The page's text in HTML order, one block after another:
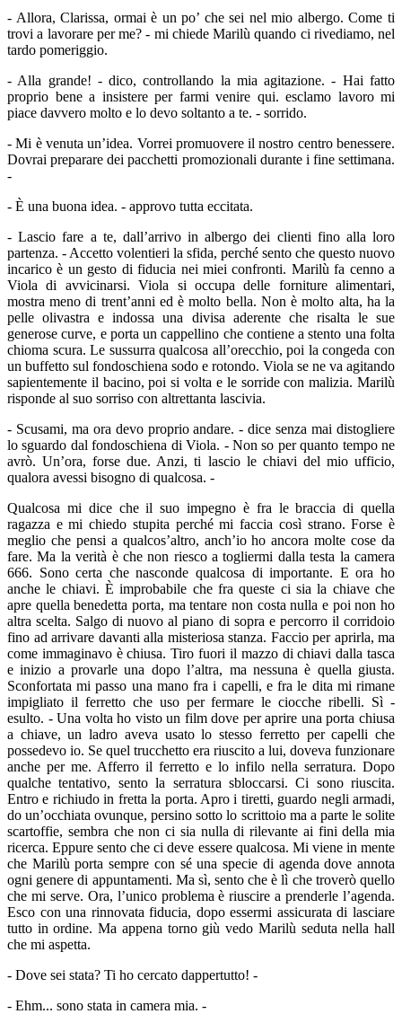
- Allora, Clarissa, ormai è un po’ che sei nel mio albergo. Come ti
trovi a lavorare per me? - mi chiede Marilù quando ci rivediamo, nel
tardo pomeriggio.
- Alla grande! - dico, controllando la mia agitazione. - Hai fatto
proprio bene a insistere per farmi venire qui. esclamo lavoro mi
piace davvero molto e lo devo soltanto a te. - sorrido.
- Mi è venuta un’idea. Vorrei promuovere il nostro centro benessere.
Dovrai preparare dei pacchetti promozionali durante i fine settimana.
-
- È una buona idea. - approvo tutta eccitata.
- Lascio fare a te, dall’arrivo in albergo dei clienti fino alla loro
partenza. - Accetto volentieri la sfida, perché sento che questo nuovo
incarico è un gesto di fiducia nei miei confronti. Marilù fa cenno a
Viola di avvicinarsi. Viola si occupa delle forniture alimentari,
mostra meno di trent’anni ed è molto bella. Non è molto alta, ha la
pelle olivastra e indossa una divisa aderente che risalta le sue
generose curve, e porta un cappellino che contiene a stento una folta
chioma scura. Le sussurra qualcosa all’orecchio, poi la congeda con
un buffetto sul fondoschiena sodo e rotondo. Viola se ne va agitando
sapientemente il bacino, poi si volta e le sorride con malizia. Marilù
risponde al suo sorriso con altrettanta lascivia.
- Scusami, ma ora devo proprio andare. - dice senza mai distogliere
lo sguardo dal fondoschiena di Viola. - Non so per quanto tempo ne
avrò. Un’ora, forse due. Anzi, ti lascio le chiavi del mio ufficio,
qualora avessi bisogno di qualcosa. -
Qualcosa mi dice che il suo impegno è fra le braccia di quella
ragazza e mi chiedo stupita perché mi faccia così strano. Forse è
meglio che pensi a qualcos’altro, anch’io ho ancora molte cose da
fare. Ma la verità è che non riesco a togliermi dalla testa la camera
666. Sono certa che nasconde qualcosa di importante. E ora ho
anche le chiavi. È improbabile che fra queste ci sia la chiave che
apre quella benedetta porta, ma tentare non costa nulla e poi non ho
altra scelta. Salgo di nuovo al piano di sopra e percorro il corridoio
fino ad arrivare davanti alla misteriosa stanza. Faccio per aprirla, ma
come immaginavo è chiusa. Tiro fuori il mazzo di chiavi dalla tasca
e inizio a provarle una dopo l’altra, ma nessuna è quella giusta.
Sconfortata mi passo una mano fra i capelli, e fra le dita mi rimane
impigliato il ferretto che uso per fermare le ciocche ribelli. Sì -
esulto. - Una volta ho visto un film dove per aprire una porta chiusa
a chiave, un ladro aveva usato lo stesso ferretto per capelli che
possedevo io. Se quel trucchetto era riuscito a lui, doveva funzionare
anche per me. Afferro il ferretto e lo infilo nella serratura. Dopo
qualche tentativo, sento la serratura sbloccarsi. Ci sono riuscita.
Entro e richiudo in fretta la porta. Apro i tiretti, guardo negli armadi,
do un’occhiata ovunque, persino sotto lo scrittoio ma a parte le solite
scartoffie, sembra che non ci sia nulla di rilevante ai fini della mia
ricerca. Eppure sento che ci deve essere qualcosa. Mi viene in mente
che Marilù porta sempre con sé una specie di agenda dove annota
ogni genere di appuntamenti. Ma sì, sento che è lì che troverò quello
che mi serve. Ora, l’unico problema è riuscire a prenderle l’agenda.
Esco con una rinnovata fiducia, dopo essermi assicurata di lasciare
tutto in ordine. Ma appena torno giù vedo Marilù seduta nella hall
che mi aspetta.
- Dove sei stata? Ti ho cercato dappertutto! -
- Ehm... sono stata in camera mia. -